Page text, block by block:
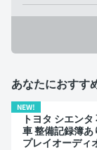
あなたにおすす
NEW!
トヨタ シエン
車 整備記録簿あ
プレイオーディ